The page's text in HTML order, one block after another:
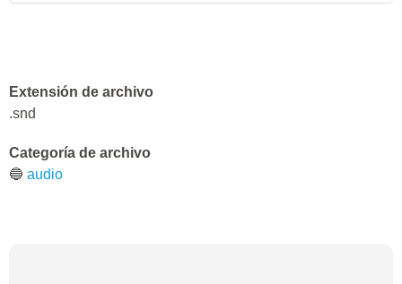
Extensión de archivo
.snd
Categoría de archivo
🔵 audio